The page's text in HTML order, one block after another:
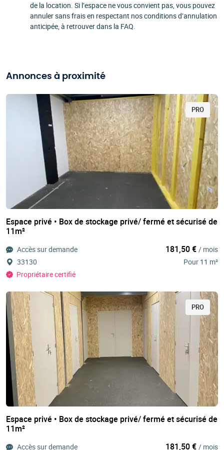
de la location. Si l’espace ne vous convient pas, vous pouvez
annuler sans frais en respectant nos conditions d’annulation
anticipée, à retrouver dans la FAQ.
Annonces à proximité
PRO
Espace privé • Box de stockage privé/ fermé et sécurisé de
11m²
Accès sur demande
33130
Propriétaire certifié
181,50 € / mois
Pour 11 m²
PRO
Espace privé • Box de stockage privé/ fermé et sécurisé de
11m²
Accès sur demande
181,50 € / mois